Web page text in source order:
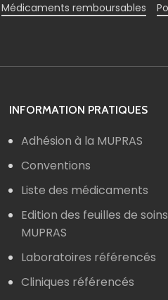
Médicaments remboursables
INFORMATION PRATIQUES
Adhésion à la MUPRAS
Conventions
Liste des médicaments
Edition des feuilles de
MUPRAS
Laboratoires référencés
Cliniques référencés